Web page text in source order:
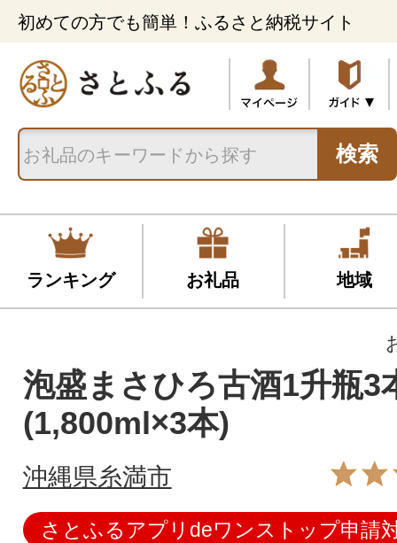
初めての方でも簡単！ふるさと納税サイト
検索
ランキング お礼品 地域
泡盛まさひろ古酒1升瓶3
(1,800ml×3本)
沖縄県糸満市
さとふるアプリdeワンストップ申請